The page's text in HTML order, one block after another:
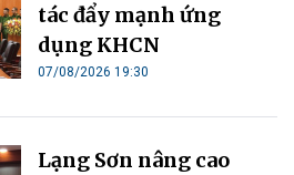
tác đẩy mạnh ứng
dụng KHCN
07/08/2026 19:30
Lạng Sơn nâng cao